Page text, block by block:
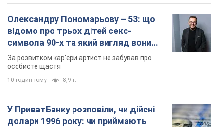
Олександру Пономарьову – 53: що
відомо про трьох дітей секс-
символа 90-х та який вигляд вони
мають
За розвитком кар'єри артист не забував про
особисте щастя
10 годин тому 8,9 т.
У ПриватБанку розповіли, чи дійсні
долари 1996 року: чи приймають